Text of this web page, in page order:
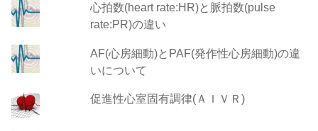
心拍数(heart rate:HR)と脈拍数(pulse
rate:PR)の違い
AF(心房細動)とPAF(発作性心房細動)の違
いについて
促進性心室固有調律(ＡＩＶＲ)